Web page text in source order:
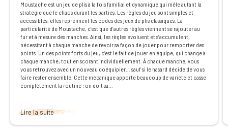
Moustache est un jeu de plis à la fois familial et dynamique qui mêle autant la
stratégie que le chaos durant les parties. Les règles du jeu sont simples et
accessibles, elles reprennent les codes des jeux de plis classiques. La
particularité de Moustache, c’est que d’autres règles viennent se rajouter au
fur et à mesure des manches. Ainsi, les règles évoluent et s’accumulent,
nécessitant à chaque manche de revoir sa façon de jouer pour remporter des
points. Un des points forts du jeu, c’est le fait de jouer en équipe, qui change à
chaque manche, tout en scorant individuellement. À chaque manche, vous
vous retrouvez avec un nouveau coéquipier… sauf si le hasard décide de vous
faire rester ensemble. Cette mécanique apporte beaucoup de variété et casse
complètement la routine : on doit sa...
Lire la suite